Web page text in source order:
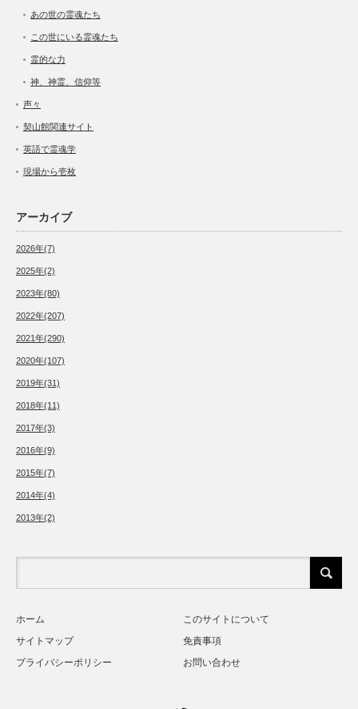
あの世の霊魂たち
この世にいる霊魂たち
霊的な力
神、神霊、信仰等
声々
契山館関連サイト
英語で霊魂学
現場から壱枚
アーカイブ
2026年(7)
2025年(2)
2023年(80)
2022年(207)
2021年(290)
2020年(107)
2019年(31)
2018年(11)
2017年(3)
2016年(9)
2015年(7)
2014年(4)
2013年(2)
ホーム
このサイトについて
サイトマップ
免責事項
プライバシーポリシー
お問い合わせ